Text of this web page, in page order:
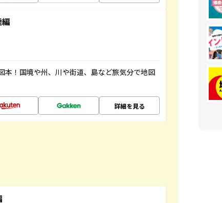
本！国境や州、川や街道、島など旅気分で地図
詳細を見る